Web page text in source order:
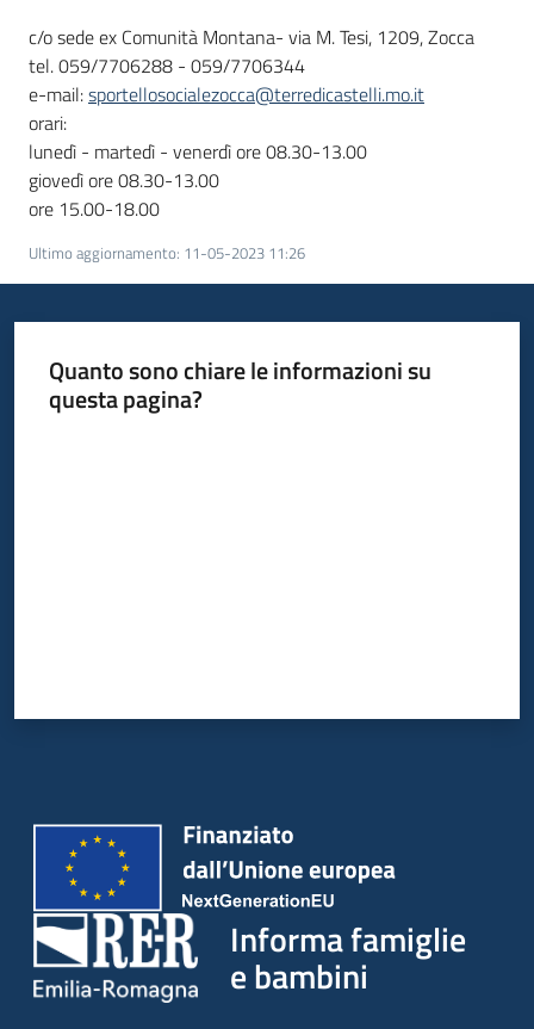
c/o sede ex Comunità Montana- via M. Tesi, 1209, Zocca
tel. 059/7706288 - 059/7706344
e-mail:sportellosocialezocca@terredicastelli.mo.it
orari:
lunedì - martedì - venerdì ore 08.30-13.00
giovedì ore 08.30-13.00
ore 15.00-18.00
Ultimo aggiornamento: 11-05-2023 11:26
Quanto sono chiare le informazioni su
questa pagina?
Informa famiglie
e bambini